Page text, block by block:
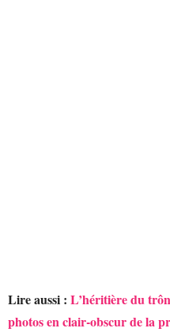
Lire aussi : L’héritière du
photos en clair-obscur de la